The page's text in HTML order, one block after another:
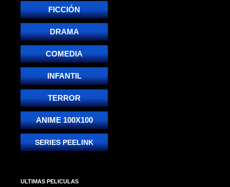
FICCIÓN
DRAMA
COMEDIA
INFANTIL
TERROR
ANIME 100X100
SERIES PEELINK
ULTIMAS PELICULAS